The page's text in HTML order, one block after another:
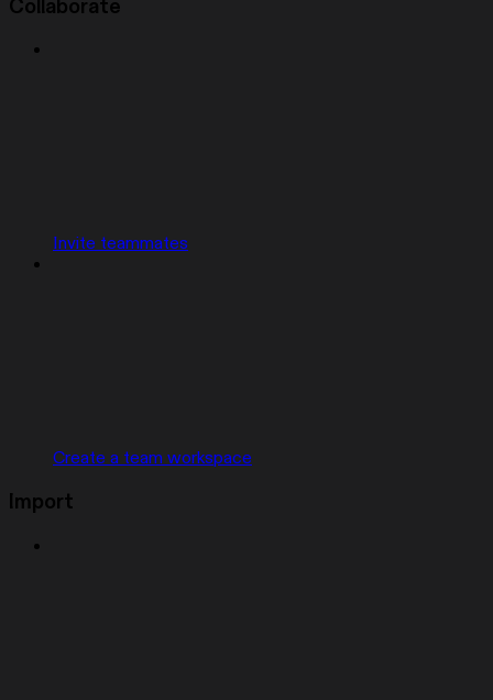
Collaborate
Invite teammates
Create a team workspace
Import